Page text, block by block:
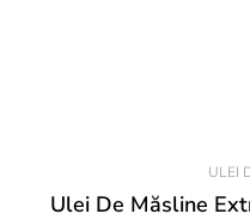
ULEI
Ulei De Măsline